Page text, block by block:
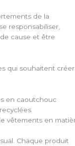
de la
responsabiliser,
cause et être
qui souhaitent créer
en caoutchouc
vêtements en
Chaque produit